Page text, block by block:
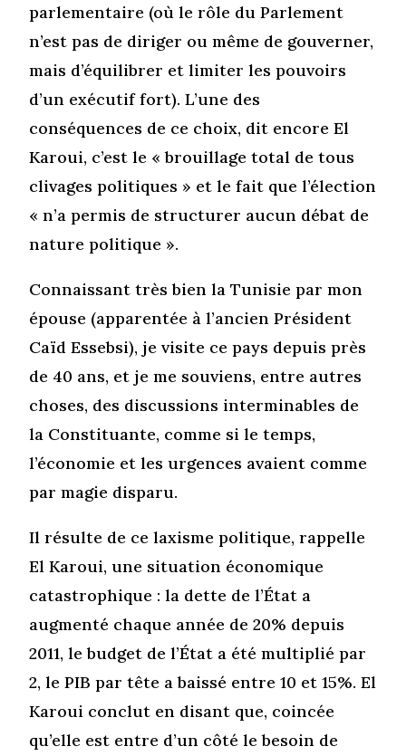
parlementaire (où le rôle du Parlement
n’est pas de diriger ou même de gouverner,
mais d’équilibrer et limiter les pouvoirs
d’un exécutif fort). L’une des
conséquences de ce choix, dit encore El
Karoui, c’est le « brouillage total de tous
clivages politiques » et le fait que l’élection
« n’a permis de structurer aucun débat de
nature politique ».
Connaissant très bien la Tunisie par mon
épouse (apparentée à l’ancien Président
Caïd Essebsi), je visite ce pays depuis près
de 40 ans, et je me souviens, entre autres
choses, des discussions interminables de
la Constituante, comme si le temps,
l’économie et les urgences avaient comme
par magie disparu.
Il résulte de ce laxisme politique, rappelle
El Karoui, une situation économique
catastrophique : la dette de l’État a
augmenté chaque année de 20% depuis
2011, le budget de l’État a été multiplié par
2, le PIB par tête a baissé entre 10 et 15%. El
Karoui conclut en disant que, coincée
qu’elle est entre d’un côté le besoin de